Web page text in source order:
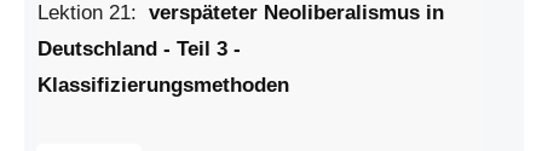
Lektion 21: verspäteter Neoliberalismus in
Deutschland - Teil 3 -
Klassifizierungsmethoden